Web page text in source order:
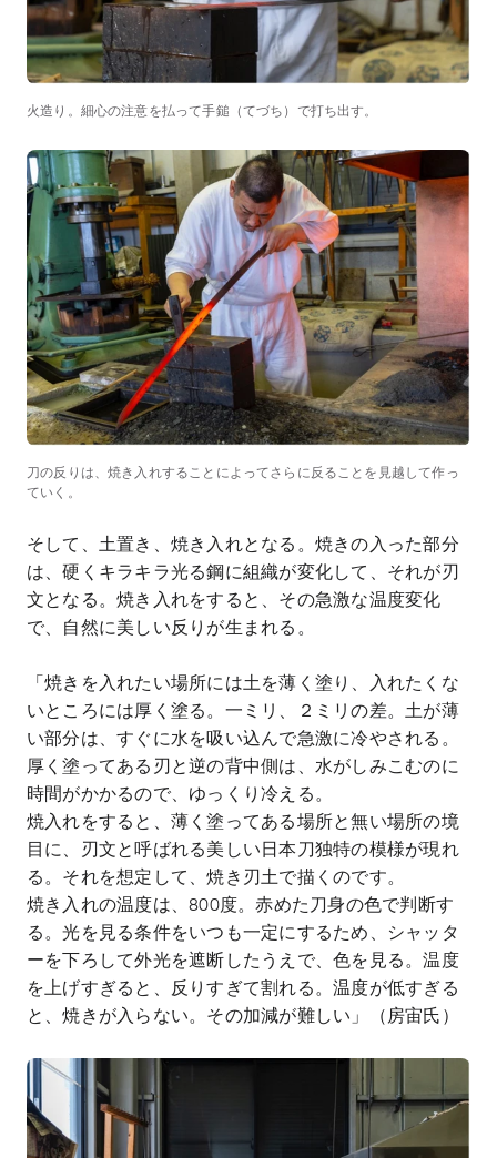
火造り。細心の注意を払って手鎚（てづち）で打ち出す。
刀の反りは、焼き入れすることによってさらに反ることを見越して作っ
ていく。
そして、土置き、焼き入れとなる。焼きの入った部分
は、硬くキラキラ光る鋼に組織が変化して、それが刃
文となる。焼き入れをすると、その急激な温度変化
で、自然に美しい反りが生まれる。
「焼きを入れたい場所には土を薄く塗り、入れたくな
いところには厚く塗る。一ミリ、２ミリの差。土が薄
い部分は、すぐに水を吸い込んで急激に冷やされる。
厚く塗ってある刃と逆の背中側は、水がしみこむのに
時間がかかるので、ゆっくり冷える。
焼入れをすると、薄く塗ってある場所と無い場所の境
目に、刃文と呼ばれる美しい日本刀独特の模様が現れ
る。それを想定して、焼き刃土で描くのです。
焼き入れの温度は、800度。赤めた刀身の色で判断す
る。光を見る条件をいつも一定にするため、シャッタ
ーを下ろして外光を遮断したうえで、色を見る。温度
を上げすぎると、反りすぎて割れる。温度が低すぎる
と、焼きが入らない。その加減が難しい」（房宙氏）